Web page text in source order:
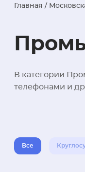
Главная /
В категории
телефонами и
Все